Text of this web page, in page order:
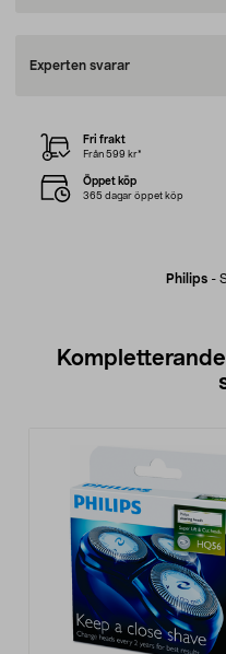
Experten svarar
Philips-
Fri frakt
Från 599 kr*
Öppet köp
365 dagar öppet köp